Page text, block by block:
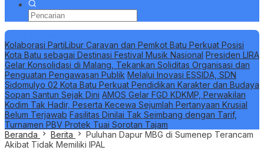
Berita Terbaru
Kolaborasi PartiLibur Caravan dan Pemkot Batu Perkuat Posisi
Kota Batu sebagai Destinasi Festival Musik Nasional Presiden LIRA
Gelar Konsolidasi di Malang, Tekankan Soliditas Organisasi dan
Penguatan Pengawasan Publik Melalui Inovasi ESSIDA, SDN
Sidomulyo 02 Kota Batu Perkuat Pendidikan Karakter dan Budaya
Sopan Santun Sejak Dini AMOS Gelar FGD KDKMP, Perwakilan
Kodim Tak Hadir, Peserta Kecewa Sejumlah Pertanyaan Krusial
Belum Terjawab Fasilitas Dinilai Tak Seimbang dengan Tarif,
Turnamen PBV Protek Tuai Sorotan Tajam
Beranda
Berita
Puluhan Dapur MBG di Sumenep Terancam
Akibat Tidak Memiliki IPAL